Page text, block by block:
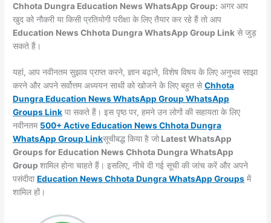
Chhota Dungra Education News WhatsApp Group: अगर आप
खुद को नौकरी या किसी प्रतियोगी परीक्षा के लिए तैयार कर रहे हैं तो आप
Education News Chhota Dungra WhatsApp Group Link से जुड़
सकते हैं।
यहां, आप नवीनतम सुझाव प्राप्त करने, ज्ञान बढ़ाने, विशेष विषय के लिए अनुभव साझा
करने और अपने सर्वोत्तम अध्ययन साथी को खोजने के लिए बहुत सेChhota
DungraEducation News WhatsApp Group WhatsApp
GroupsLink पा सकते हैं। इस पृष्ठ पर, हमने उन लोगों की सहायता के लिए
नवीनतम 500+ Active Education News Chhota Dungra
WhatsApp Group Linkसूचीबद्ध किया है जो Latest WhatsApp
Groups for Education News Chhota Dungra WhatsApp
Groupशामिल होना चाहते हैं। इसलिए, नीचे दी गई सूची की जांच करें और अपने
पसंदीदाEducation News Chhota Dungra WhatsAppGroups में
शामिल हों।